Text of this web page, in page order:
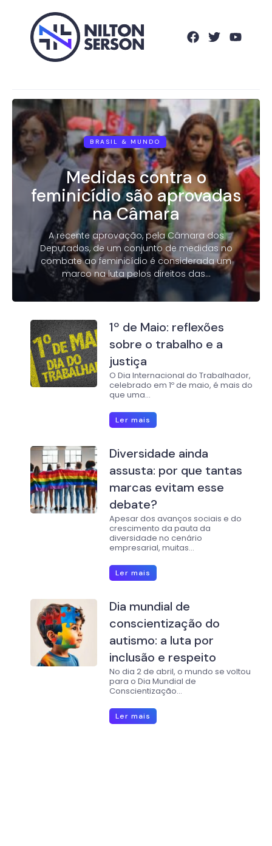
BRASIL & MUNDO
Medidas contra o
feminicídio são aprovadas
na Câmara
A recente aprovação, pela Câmara dos
Deputados, de um conjunto de medidas no
combate ao feminicídio é considerada um
marco na luta pelos direitos das...
1º de Maio: reflexões
sobre o trabalho e a
justiça
O Dia Internacional do Trabalhador,
celebrado em 1º de maio, é mais do
que uma...
Ler mais
Diversidade ainda
assusta: por que tantas
marcas evitam esse
debate?
Apesar dos avanços sociais e do
crescimento da pauta da
diversidade no cenário
empresarial, muitas...
Ler mais
Dia mundial de
conscientização do
autismo: a luta por
inclusão e respeito
No dia 2 de abril, o mundo se voltou
para o Dia Mundial de
Conscientização...
Ler mais